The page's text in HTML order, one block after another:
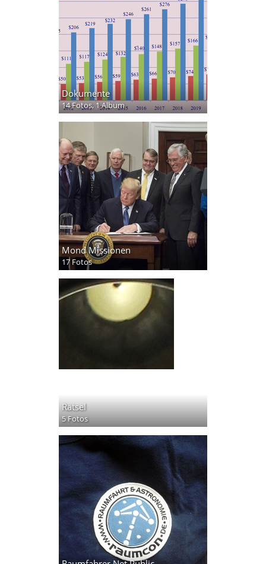
Dokumente
14 Fotos,1 Album
Mond Missionen
17 Fotos
Rätsel
5 Fotos